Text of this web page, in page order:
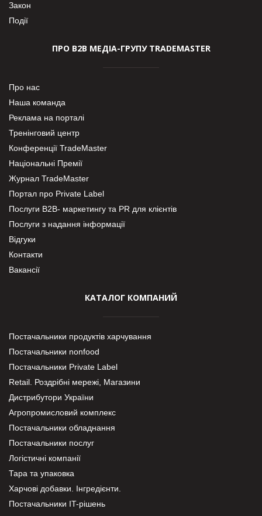
Закон
Події
ПРО В2В МЕДІА-ГРУПУ TRADEMASTER
Про нас
Наша команда
Реклама на порталі
Тренінговий центр
Конференції TradeMaster
Національні Премії
Журнал TradeMaster
Портал про Private Label
Послуги В2В- маркетингу та PR для клієнтів
Послуги з надання інформації
Відгуки
Контакти
Вакансії
КАТАЛОГ КОМПАНИЙ
Постачальники продуктів харчування
Постачальники nonfood
Постачальники Private Label
Retail. Роздрібні мережі, Магазини
Дистрибутори України
Агропромисловий комплекс
Постачальники обладнання
Постачальники послуг
Логістичні компанії
Тара та упаковка
Харчові добавки. Інгредієнти.
Постачальники IT-рішень